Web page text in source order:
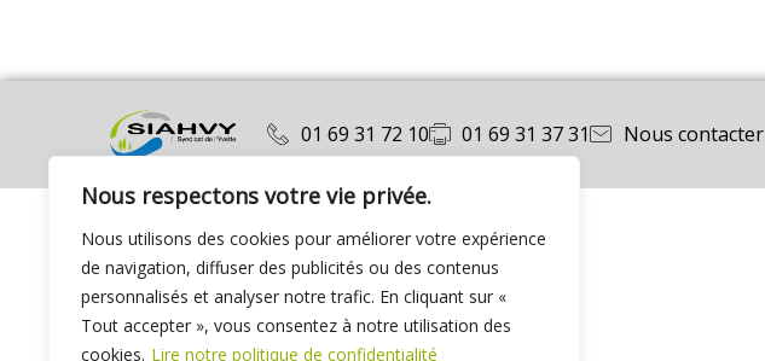
Nous respectons votre vie privée.
Nous utilisons des cookies pour améliorer votre expérience
de navigation, diffuser des publicités ou des contenus
personnalisés et analyser notre trafic. En cliquant sur «
Tout accepter », vous consentez à notre utilisation des
cookies. Lire notre politique de confidentialité
01 69 31 72 10 01 69 31 37 31 Nous contacter